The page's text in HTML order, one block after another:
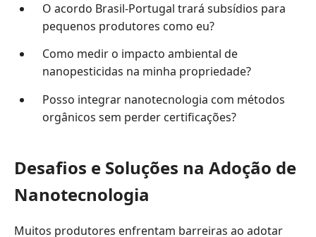
O acordo Brasil-Portugal trará subsídios para
pequenos produtores como eu?
Como medir o impacto ambiental de
nanopesticidas na minha propriedade?
Posso integrar nanotecnologia com métodos
orgânicos sem perder certificações?
Desafios e Soluções na Adoção de
Nanotecnologia
Muitos produtores enfrentam barreiras ao adotar